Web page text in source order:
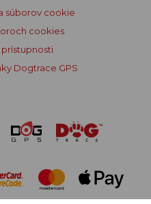
súborov cookie
cookies
Dogtrace GPS